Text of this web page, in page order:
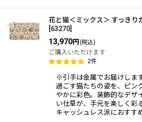
花と猫＜ミックス＞ すっきり
[63270]
13,970円(税込)
ご購入いただけます
2件
※引手は金属でお届けしま
過ごす猫たちの姿を、ピン
やかに彩色。装飾的なデザ
い仕草が、手元を楽しく彩
キャッシュレス派におすす